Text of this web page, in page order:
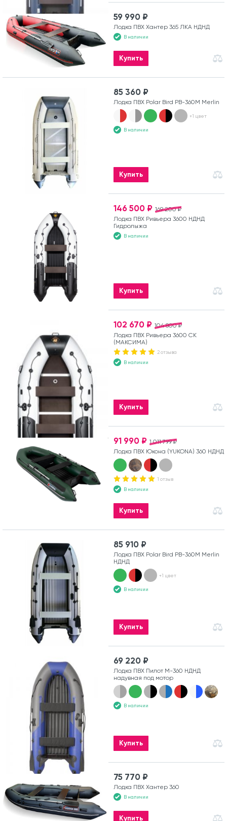
59 990 ₽
Лодка ПВХ Хантер 365 ЛКА НДНД
В наличии
Купить
85 360 ₽
Лодка ПВХ Polar Bird PB-360M Merlin
+1 цвет
В наличии
Купить
169 200 ₽
146 500 ₽
Лодка ПВХ Ривьера 3600 НДНД
Гидролыжа
В наличии
Купить
104 800 ₽
102 670 ₽
Лодка ПВХ Ривьера 3600 СК
(МАКСИМА)
2 отзыва
В наличии
Купить
1 011 799 ₽
91 990 ₽
Лодка ПВХ Юкона (YUKONA) 360 НДНД
1 отзыв
В наличии
Купить
85 910 ₽
Лодка ПВХ Polar Bird PB-360M Merlin
НДНД
+1 цвет
В наличии
Купить
69 220 ₽
Лодка ПВХ Пилот М-360 НДНД
надувная под мотор
В наличии
Купить
75 770 ₽
Лодка ПВХ Хантер 360
В наличии
Купить